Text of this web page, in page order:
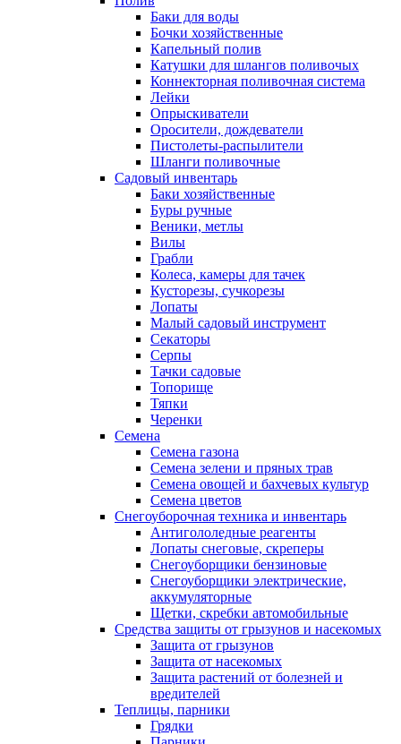
Баки для воды
Бочки хозяйственные
Капельный полив
Катушки для шлангов поливочых
Коннекторная поливочная система
Лейки
Опрыскиватели
Оросители, дождеватели
Пистолеты-распылители
Шланги поливочные
Садовый инвентарь
Баки хозяйственные
Буры ручные
Веники, метлы
Вилы
Грабли
Колеса, камеры для тачек
Кусторезы, сучкорезы
Лопаты
Малый садовый инструмент
Секаторы
Серпы
Тачки садовые
Топорище
Тяпки
Черенки
Семена
Семена газона
Семена зелени и пряных трав
Семена овощей и бахчевых культур
Семена цветов
Снегоуборочная техника и инвентарь
Антигололедные реагенты
Лопаты снеговые, скреперы
Снегоуборщики бензиновые
Снегоуборщики электрические,
аккумуляторные
Щетки, скребки автомобильные
Средства защиты от грызунов и насекомых
Защита от грызунов
Защита от насекомых
Защита растений от болезней и
вредителей
Теплицы, парники
Грядки